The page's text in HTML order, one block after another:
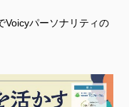
Voicyパーソナリティの